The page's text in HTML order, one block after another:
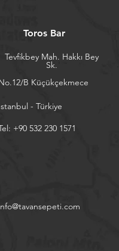
Toros Bar
Tevfikbey Mah. Hakkı Bey
Sk.
B Küçükçekmece
- Türkiye
+90 532 230 1571